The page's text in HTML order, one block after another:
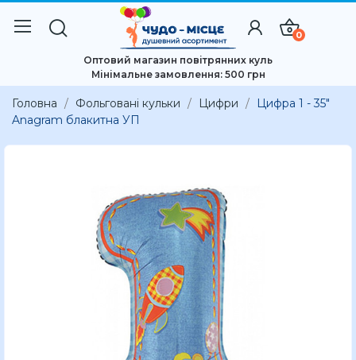
0
Оптовий магазин повітрянних куль
Мінімальне замовлення: 500 грн
Головна Фольговані кульки Цифри
Цифра 1 - 35"
Anagram блакитна УП